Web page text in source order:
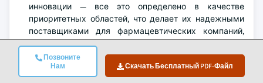
Позвоните
Нам
Скачать Бесплатный PDF-Файл
инновации — все это определено в качестве
приоритетных областей, что делает их надежными
поставщиками для фармацевтических компаний,
ищущих баланс между ценой и экологичностью.
Schott AG, Sonoco Products Company, Essentra Plc,
Furukawa Electric Co., Ltd. и Sealed Air Corporation